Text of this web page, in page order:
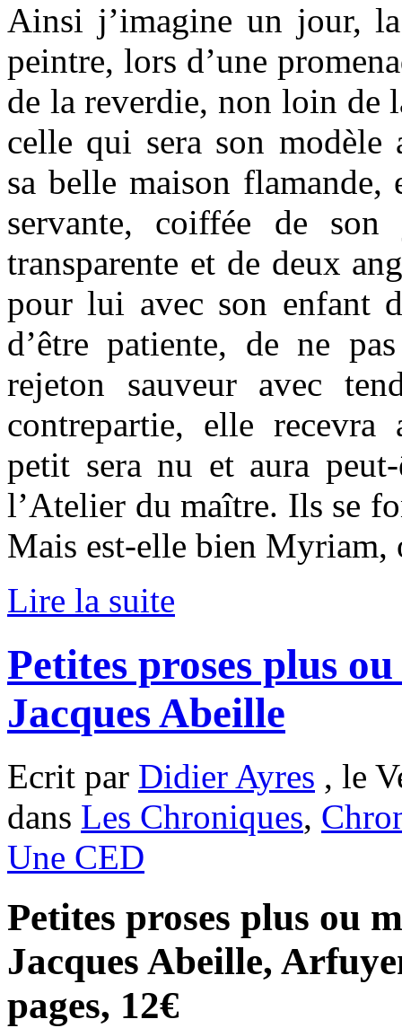
Ainsi j’imagine un jour,
peintre, lors d’une
de la reverdie, non loin de
celle qui sera son modèle
sa belle maison flamande,
servante, coiffée de
transparente et de deux
pour lui avec son enfant
d’être patiente, de ne
rejeton sauveur avec
contrepartie, elle
petit sera nu et aura
l’Atelier du maître. Ils se
Mais est-elle bien Myriam,
Lire la suite
Petites proses plus
Jacques Abeille
Ecrit par Didier Ayres , le
dans Les Chroniques,
Une CED
Petites proses plus ou
Jacques Abeille,
pages, 12€